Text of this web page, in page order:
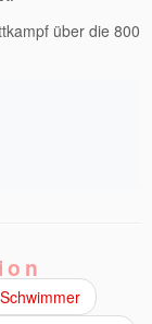
über die 800